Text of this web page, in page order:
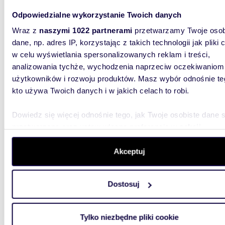
Odpowiedzialne wykorzystanie Twoich danych
Wraz z naszymi 1022 partnerami przetwarzamy Twoje
dane, np. adres IP, korzystając z takich technologii jak pliki
w celu wyświetlania spersonalizowanych reklam i treści,
analizowania tychże, wychodzenia naprzeciw oczekiwaniom
użytkowników i rozwoju produktów. Masz wybór odnośnie
kto używa Twoich danych i w jakich celach to robi.
Dowiedz się więcej odnośnie tego, jak Twoje osobiste dane
szczegółów. W Deklaracji plików cookie możesz zmienić
wycofać swoją zgodę w dowolnej chwili.
aby oferować funkcje społecznościowe i analizować ruch w
witrynie. Informacje o tym, jak korzystasz z naszej witryny,
analitycznym. Partnerzy mogą połączyć te informacje z
Akceptuj
Dostosuj
Tylko niezbędne pliki cookie
m
z
dom